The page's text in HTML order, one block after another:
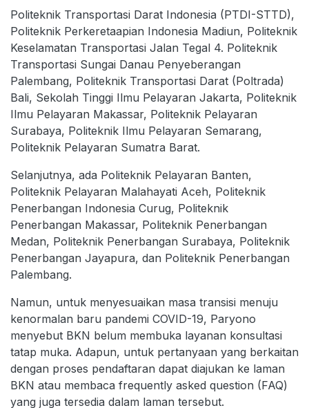
Politeknik Transportasi Darat Indonesia (PTDI-STTD),
Politeknik Perkeretaapian Indonesia Madiun, Politeknik
Keselamatan Transportasi Jalan Tegal 4. Politeknik
Transportasi Sungai Danau Penyeberangan
Palembang, Politeknik Transportasi Darat (Poltrada)
Bali, Sekolah Tinggi Ilmu Pelayaran Jakarta, Politeknik
Ilmu Pelayaran Makassar, Politeknik Pelayaran
Surabaya, Politeknik Ilmu Pelayaran Semarang,
Politeknik Pelayaran Sumatra Barat.
Selanjutnya, ada Politeknik Pelayaran Banten,
Politeknik Pelayaran Malahayati Aceh, Politeknik
Penerbangan Indonesia Curug, Politeknik
Penerbangan Makassar, Politeknik Penerbangan
Medan, Politeknik Penerbangan Surabaya, Politeknik
Penerbangan Jayapura, dan Politeknik Penerbangan
Palembang.
Namun, untuk menyesuaikan masa transisi menuju
kenormalan baru pandemi COVID-19, Paryono
menyebut BKN belum membuka layanan konsultasi
tatap muka. Adapun, untuk pertanyaan yang berkaitan
dengan proses pendaftaran dapat diajukan ke laman
BKN atau membaca frequently asked question (FAQ)
yang juga tersedia dalam laman tersebut.